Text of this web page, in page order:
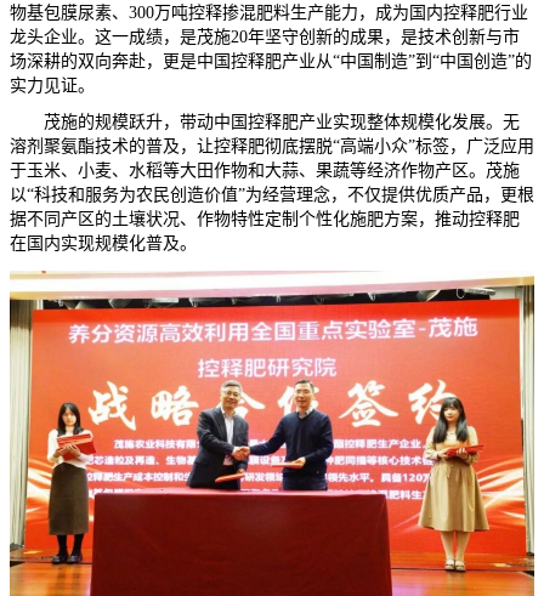
物基包膜尿素、300万吨控释掺混肥料生产能力，成为国内控释肥行业
龙头企业。这一成绩，是茂施20年坚守创新的成果，是技术创新与市
场深耕的双向奔赴，更是中国控释肥产业从“中国制造”到“中国创造”的
实力见证。
茂施的规模跃升，带动中国控释肥产业实现整体规模化发展。无
溶剂聚氨酯技术的普及，让控释肥彻底摆脱“高端小众”标签，广泛应用
于玉米、小麦、水稻等大田作物和大蒜、果蔬等经济作物产区。茂施
以“科技和服务为农民创造价值”为经营理念，不仅提供优质产品，更根
据不同产区的土壤状况、作物特性定制个性化施肥方案，推动控释肥
在国内实现规模化普及。